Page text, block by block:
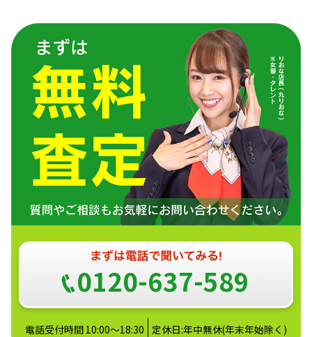
0120-637-589
電話受付時間 10:00～18:30 定休日:年中無休(年末年始除く)